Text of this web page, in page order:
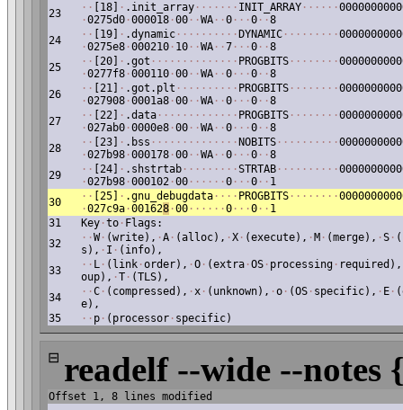
23
· · [18] · .init_array · · · · · · · INIT_ARRAY · · · · · ·
·0275d0 ·000018 ·00 · ·WA · ·0 · · ·0 · ·8
24
· · [19] · .dynamic · · · · · · · · · · DYNAMIC · · · · · · · · ·
·0275e8 ·000210 · 10 · ·WA · ·7 · · ·0 · ·8
25
· · [20] · .got · · · · · · · · · · · · · · PROGBITS · · · · · · · ·
·0277f8 ·000110 ·00 · ·WA · ·0 · · ·0 · ·8
26
· · [21] · .got.plt · · · · · · · · · · PROGBITS · · · · · · · ·
·027908 ·0001a8 ·00 · ·WA · ·0 · · ·0 · ·8
27
· · [22] · .data · · · · · · · · · · · · · PROGBITS · · · · · · · ·
·027ab0 ·0000e8 ·00 · ·WA · ·0 · · ·0 · ·8
28
· · [23] · .bss · · · · · · · · · · · · · · NOBITS · · · · · · · · · ·
·027b98 ·000178 ·00 · ·WA · ·0 · · ·0 · ·8
29
· · [24] · .shstrtab · · · · · · · · ·STRTAB · · · · · · · · · ·
·027b98 ·000102 ·00 · · · · · ·0 · · ·0 · · 1
30
· · [25] · .gnu_debugdata · · · · PROGBITS · · · · · · · ·
·027c9a ·001628 ·00 · · · · · ·0 · · ·0 · · 1
31
Key ·to · Flags:
32
· ·W· (write), ·A · (alloc), ·X · (execute), · M · (merge), ·S ·
s), · I · (info),
33
· · L · (link ·order), ·O · (extra ·OS · processing · required),
oup), ·T · (TLS),
34
· ·C · (compressed), ·x · (unknown), ·o · (OS · specific), · E ·
e),
35
· · p · (processor · specific)
⊟ readelf --wide --notes
Offset 1, 8 lines modified